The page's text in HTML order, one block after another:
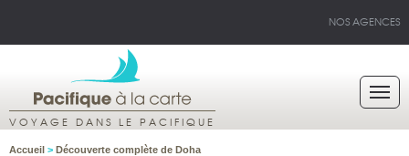
NOS AGENCES
VOYAGE DANS LE PACIFIQUE
Accueil > Découverte complète de Doha